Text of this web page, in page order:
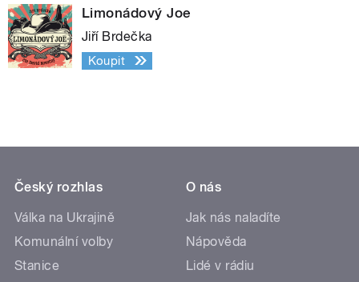
Limonádový Joe
Jiří Brdečka
Koupit
Český rozhlas
Válka na Ukrajině
Komunální volby
Stanice
O nás
Jak nás naladíte
Nápověda
Lidé v rádiu